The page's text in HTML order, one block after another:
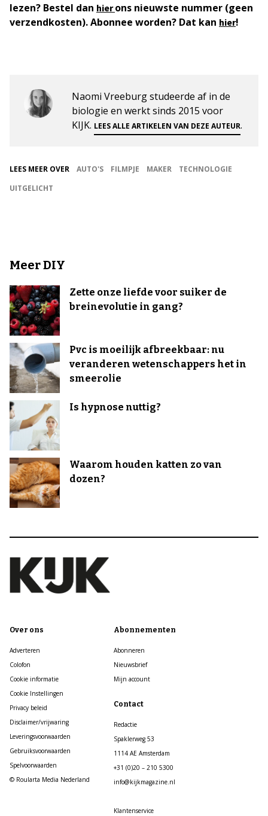
lezen? Bestel dan hierons nieuwste nummer (geen
verzendkosten). Abonnee worden? Dat kan hier!
Naomi Vreeburg studeerde af in de
biologie en werkt sinds 2015 voor
KIJK. LEES ALLE ARTIKELEN VAN DEZE AUTEUR.
LEES MEER OVER AUTO'S FILMPJE MAKER
TECHNOLOGIE
UITGELICHT
Meer DIY
Zette onze liefde voor suiker de
breinevolutie in gang?
Pvc is moeilijk afbreekbaar: nu
veranderen wetenschappers het in
smeerolie
Is hypnose nuttig?
Waarom houden katten zo van
dozen?
Over ons
Adverteren
Colofon
Cookie informatie
Cookie Instellingen
Privacy beleid
Disclaimer/vrijwaring
Leveringsvoorwaarden
Gebruiksvoorwaarden
Spelvoorwaarden
© Roularta Media Nederland
Abonnementen
Abonneren
Nieuwsbrief
Mijn account
Contact
Redactie
Spaklerweg 53
1114 AE Amsterdam
+31 (0)20 – 210 5300
info@kijkmagazine.nl
Klantenservice